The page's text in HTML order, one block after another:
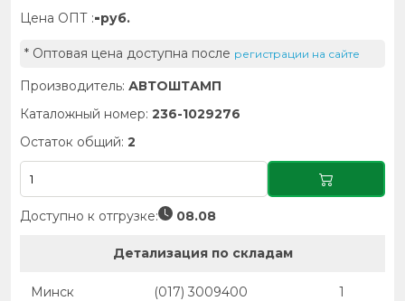
Цена ОПТ :-руб.
* Оптовая цена доступна после регистрации на сайте
Производитель: АВТОШТАМП
Каталожный номер: 236-1029276
Остаток общий: 2
Доступно к отгрузке: 08.08
Детализация по складам
Минск (017) 3009400 1